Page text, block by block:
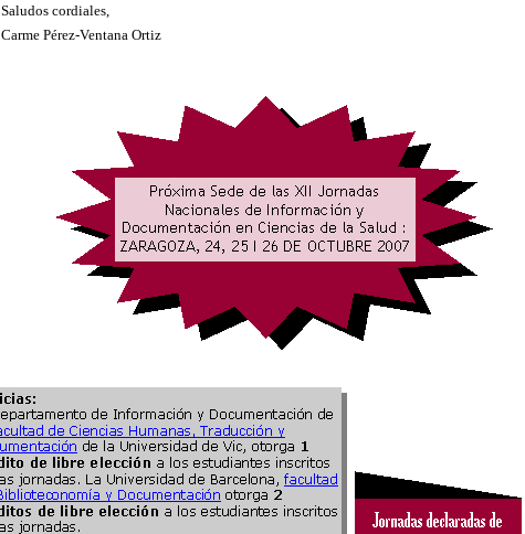
Saludos cordiales,
Carme Pérez-Ventana Ortiz